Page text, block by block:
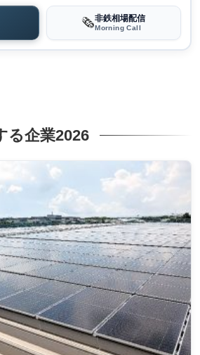
🗞️非鉄相場配信
Morning Call
る企業2026